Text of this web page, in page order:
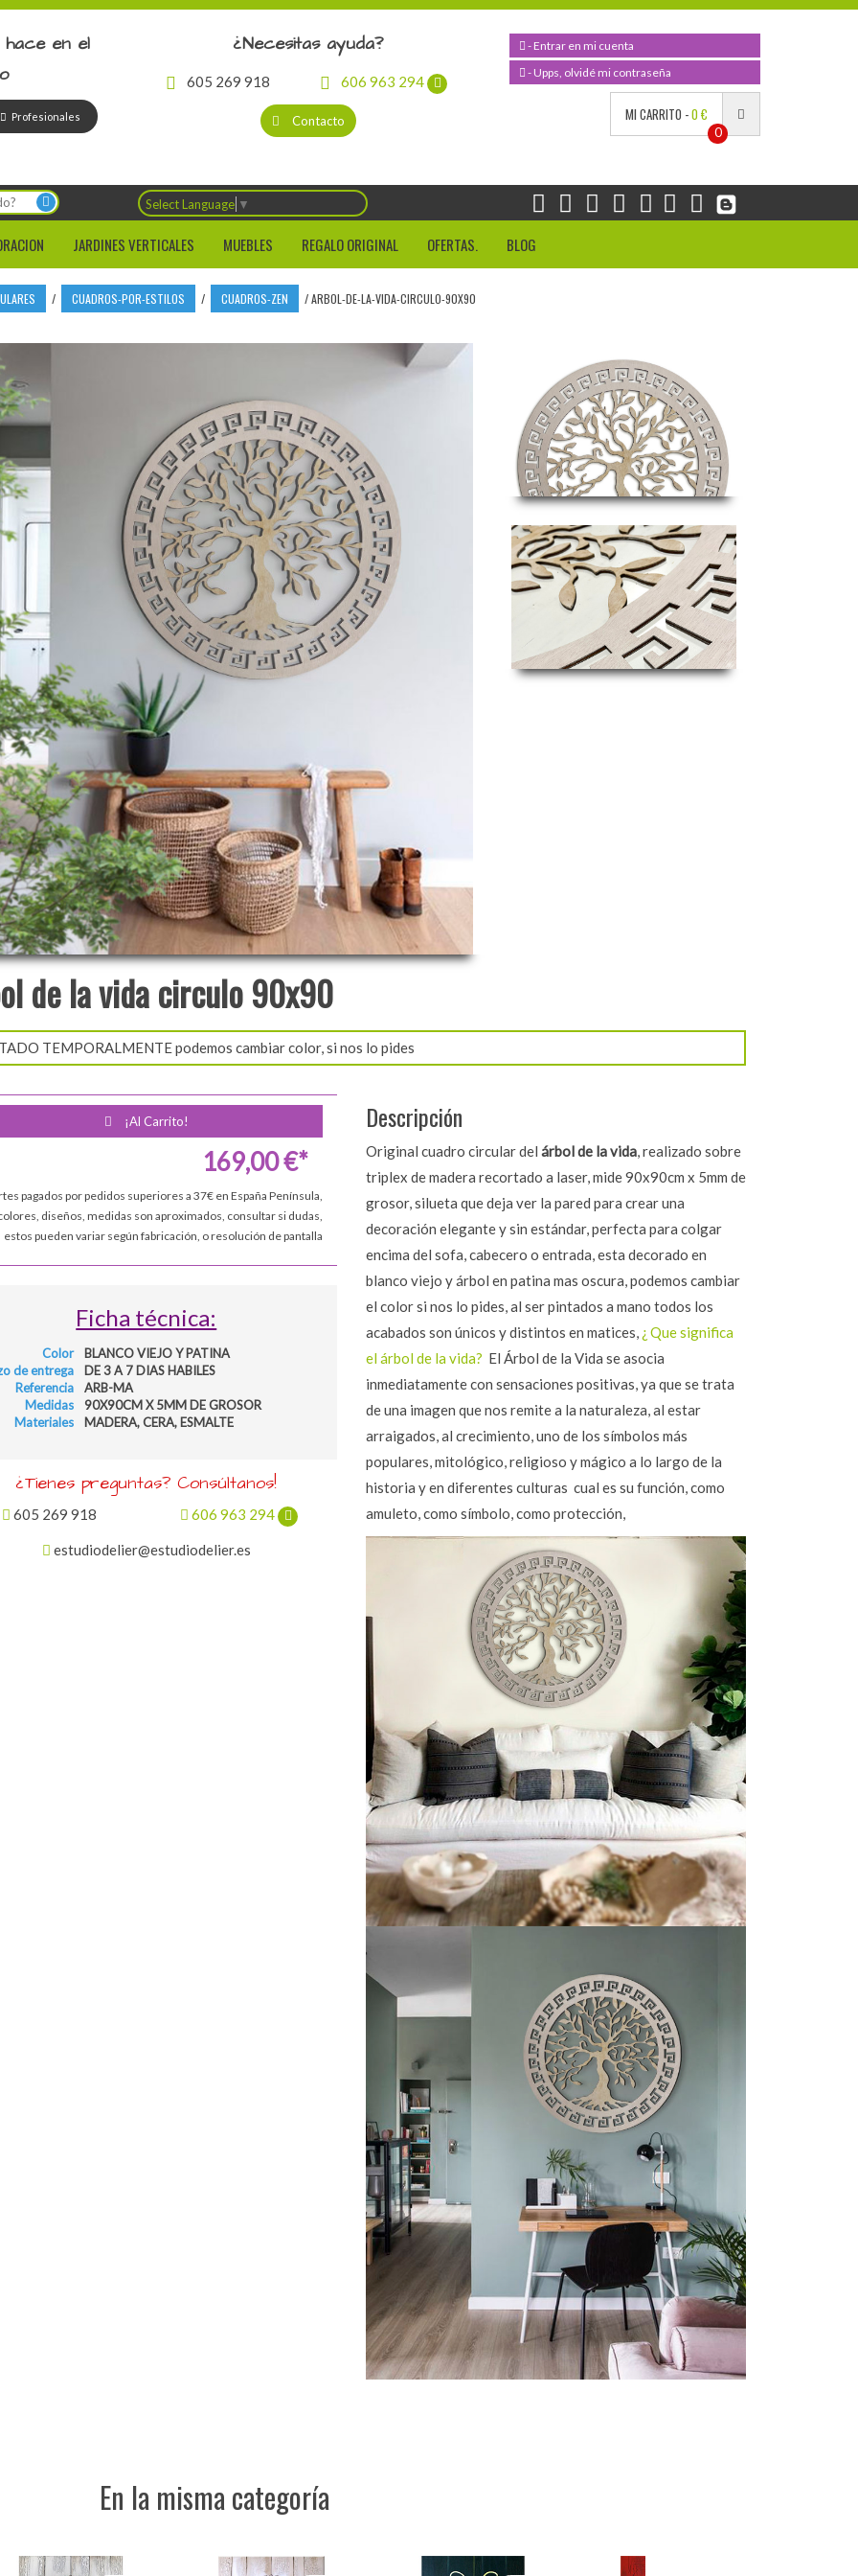
en el
Profesionales
¿Necesitas ayuda?
605 269 918 606 963 294
Contacto
- Entrar en mi cuenta
- Upps, olvidé mi contraseña
MI CARRITO -0 €
0
Select Language ▼
JARDINES VERTICALES MUEBLES REGALO ORIGINAL OFERTAS. BLOG
/ CUADROS-POR-ESTILOS / CUADROS-ZEN /ARBOL-DE-LA-VIDA-CIRCULO-90X90
de la vida circulo 90x90
TEMPORALMENTE podemos cambiar color, si nos lo pides
¡Al Carrito!
169,00 €*
pagados por pedidos superiores a 37€ en España Península,
diseños, medidas son aproximados, consultar si dudas,
estos pueden variar según fabricación, o resolución de pantalla
Ficha técnica:
Color
BLANCO VIEJO Y PATINA
de entrega
DE 3 A 7 DIAS HABILES
Referencia
ARB-MA
Medidas
90X90CM X 5MM DE GROSOR
Materiales
MADERA, CERA, ESMALTE
¿Tienes preguntas? Consúltanos!
605 269 918 606 963 294
estudiodelier@estudiodelier.es
Descripción
Original cuadro circular del árbol de la vida, realizado sobre
triplex de madera recortado a laser, mide 90x90cm x 5mm de
grosor, silueta que deja ver la pared para crear una
decoración elegante y sin estándar, perfecta para colgar
encima del sofa, cabecero o entrada, esta decorado en
blanco viejo y árbol en patina mas oscura, podemos cambiar
el color si nos lo pides, al ser pintados a mano todos los
acabados son únicos y distintos en matices, ¿ Que significa
el árbol de la vida? El Árbol de la Vida se asocia
inmediatamente con sensaciones positivas, ya que se trata
de una imagen que nos remite a la naturaleza, al estar
arraigados, al crecimiento, uno de los símbolos más
populares, mitológico, religioso y mágico a lo largo de la
historia y en diferentes culturas cual es su función, como
amuleto, como símbolo, como protección,
En la misma categoría